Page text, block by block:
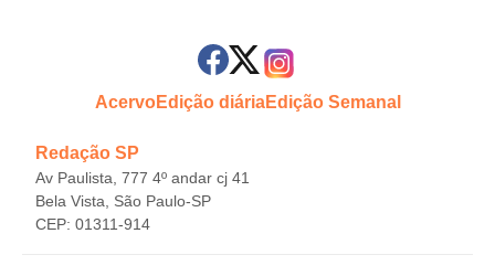
AcervoEdição diáriaEdição Semanal
Redação SP
Av Paulista, 777 4º andar cj 41
Bela Vista, São Paulo-SP
CEP: 01311-914